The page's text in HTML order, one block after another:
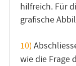
hilfreich. Für
grafische
10)
wie die Frage